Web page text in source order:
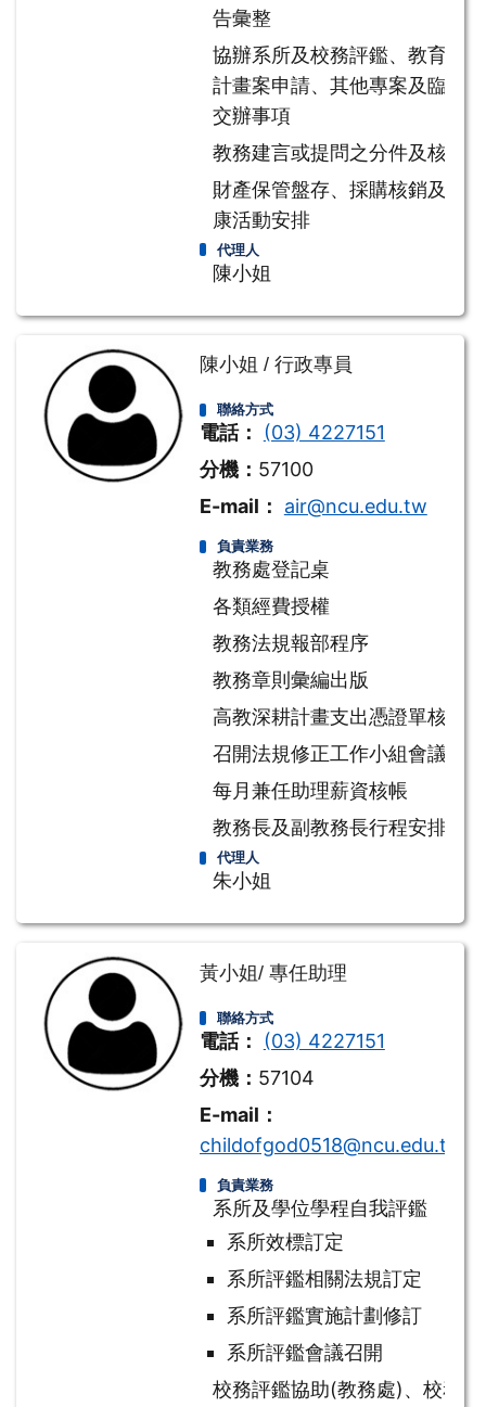
告彙整
協辦系所及校務評鑑、教育部
計畫案申請、其他專案及臨時
交辦事項
教務建言或提問之分件及核稿
財產保管盤存、採購核銷及文
康活動安排
代理人
陳小姐
陳小姐 / 行政專員
聯絡方式
電話：
(03) 4227151
分機： 57100
E-mail：
air@ncu.edu.tw
負責業務
教務處登記桌
各類經費授權
教務法規報部程序
教務章則彙編出版
高教深耕計畫支出憑證單核章
召開法規修正工作小組會議
每月兼任助理薪資核帳
教務長及副教務長行程安排
代理人
朱小姐
黃小姐/ 專任助理
聯絡方式
電話：
(03) 4227151
分機： 57104
E-mail：
childofgod0518@ncu.edu.tw
負責業務
系所及學位學程自我評鑑
系所效標訂定
系所評鑑相關法規訂定
系所評鑑實施計劃修訂
系所評鑑會議召開
校務評鑑協助(教務處)、校務